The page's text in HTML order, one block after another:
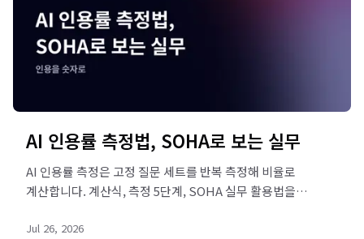
AI 인용률 측정법, SOHA로 보는 실무
AI 인용률 측정은 고정 질문 세트를 반복 측정해 비율로
계산합니다. 계산식, 측정 5단계, SOHA 실무 활용법을
Jul 26, 2026